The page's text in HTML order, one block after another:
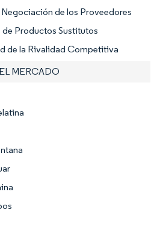
de los Proveedores
de Productos Sustitutos
de la Rivalidad Competitiva
MERCADO